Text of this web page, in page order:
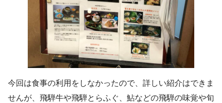
今回は食事の利用をしなかったので、詳しい紹介はできま
せんが、飛騨牛や飛騨とらふぐ、鮎などの飛騨の味覚や旬